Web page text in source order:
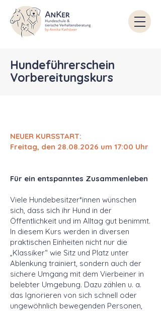
Hundeführerschein
Vorbereitungskurs
NEUER KURSSTART:
Freitag, den 28.08.2026 um 17:00 Uhr
Für ein entspanntes Zusammenleben
Viele Hundebesitzer*innen wünschen
sich, dass sich ihr Hund in der
Öffentlichkeit und im Alltag gut benimmt.
In diesem Kurs werden in diversen
praktischen Einheiten nicht nur die
„Klassiker“ wie Sitz und Platz unter
Ablenkung trainiert, sondern auch der
sichere Umgang mit dem Vierbeiner in
belebter Umgebung. Dazu zählen u. a.
das Ignorieren von sich schnell oder
ungewöhnlich bewegenden Personen,